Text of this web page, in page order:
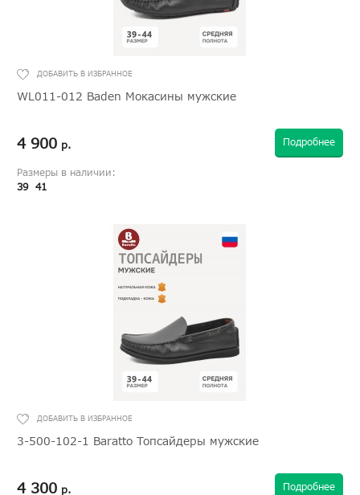
WL011-012 Baden Мокасины мужские
4 900 р. Подробнее
Размеры в наличии:
39 41
3-500-102-1 Baratto Топсайдеры мужские
4 300 р. Подробнее